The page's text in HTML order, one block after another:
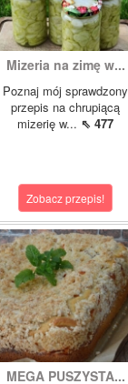
Mizeria na zimę w...
Poznaj mój sprawdzony
przepis na chrupiącą
mizerię w... ⇖ 477
Zobacz przepis!
MEGA PUSZYSTA...